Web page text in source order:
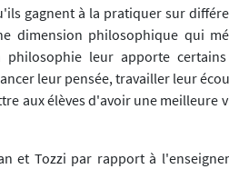
gagnent à la pratiquer sur
dimension philosophique qui
leur apporte certains
leur pensée, travailler leur
aux élèves d'avoir une meilleure
et Tozzi par rapport à